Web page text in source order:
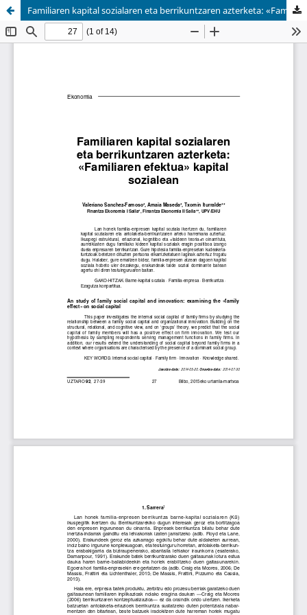
Familiaren kapital sozialaren eta berrikuntzaren azterketa: «Familiaren efektua» kapital sozialean